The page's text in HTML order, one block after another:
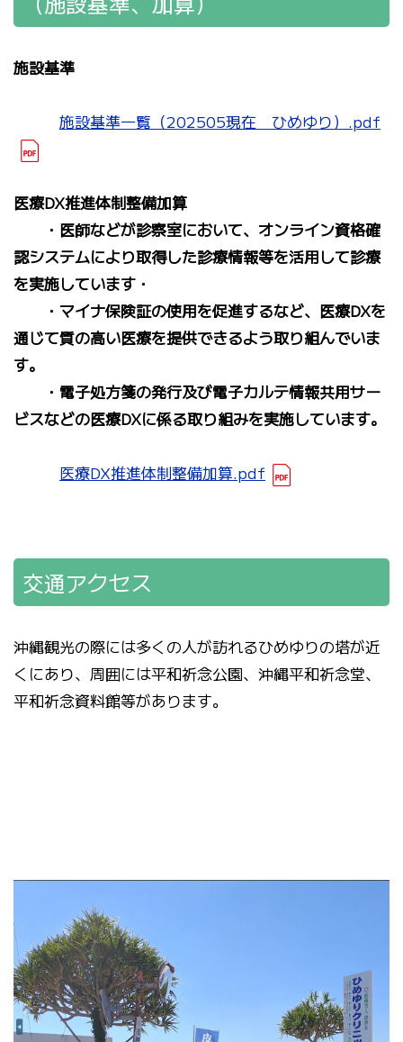
施設基準
施設基準一覧（202505現在 ひめゆり）.pdf
医療DX推進体制整備加算
・医師などが診察室において、オンライン資格確
認システムにより取得した診療情報等を活用して診療
を実施しています・
・マイナ保険証の使用を促進するなど、医療DXを
通じて質の高い医療を提供できるよう取り組んでいま
す。
・電子処方箋の発行及び電子カルテ情報共用サー
ビスなどの医療DXに係る取り組みを実施しています。
医療DX推進体制整備加算.pdf
交通アクセス
沖縄観光の際には多くの人が訪れるひめゆりの塔が近
くにあり、周囲には平和祈念公園、沖縄平和祈念堂、
平和祈念資料館等があります。